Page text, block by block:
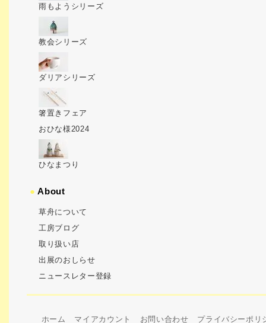
雨もようシリーズ
教会シリーズ
ダリアシリーズ
箸置きフェア
おひな様2024
ひなまつり
●About
草舟について
工房ブログ
取り扱い店
出展のおしらせ
ニュースレター登録
ホーム マイアカウント お問い合わせ プライバシーポリ